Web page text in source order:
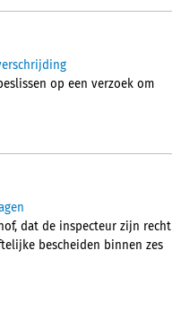
op een verzoek om
dat de inspecteur zijn recht
bescheiden binnen zes